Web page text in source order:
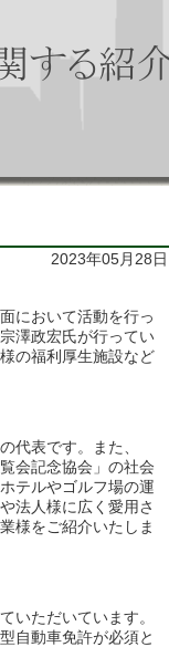
2023年05月28日
において活動を行っ
澤政宏氏が行ってい
の福利厚生施設など
代表です。また、
会記念協会」の社会
テルやゴルフ場の運
法人様に広く愛用さ
様をご紹介いたしま
いただいています。
自動車免許が必須と